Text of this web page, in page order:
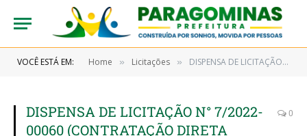
VOCÊ ESTÁ EM: Home » Licitações » DISPENSA DE LICITAÇÃO N° 7/2022-00060 (CONTRATAÇÃO DIRETA ATRAVÉS DE DISPENSA DE LICITAÇÃO DE SERVIÇOS REMANESCENTES DO PROCESSO LICITATÓRIO PREGÃO PRESENCIAL N° 9/2017-00019 REFERENTE AO TRANSPORTE ESCOLAR PARA ALUNOS RESIDENTES NAS ZONAS URBANA E RURAL DO MUNICÍPIO DE PARAGOMINAS)
DISPENSA DE LICITAÇÃO N° 7/2022-
00060 (CONTRATAÇÃO DIRETA
0